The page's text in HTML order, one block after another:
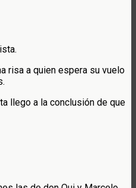
risa a quien espera su vuelo
llego a la conclusión de que